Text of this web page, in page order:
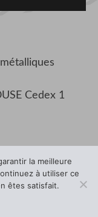
Cedex 1
la meilleure
à utiliser ce
êtes satisfait.